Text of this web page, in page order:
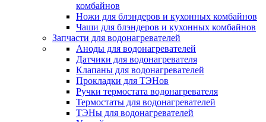
комбайнов
Ножи для блэндеров и кухонных комбайнов
Чаши для блэндеров и кухонных комбайнов
Запчасти для водонагревателей
Аноды для водонагревателей
Датчики для водонагревателя
Клапаны для водонагревателей
Прокладки для ТЭНов
Ручки термостата водонагревателя
Термостаты для водонагревателей
ТЭНы для водонагревателей